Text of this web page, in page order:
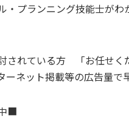
・プランニング技能士がわ
されている方 「お任せく
ーネット掲載等の広告量で
■